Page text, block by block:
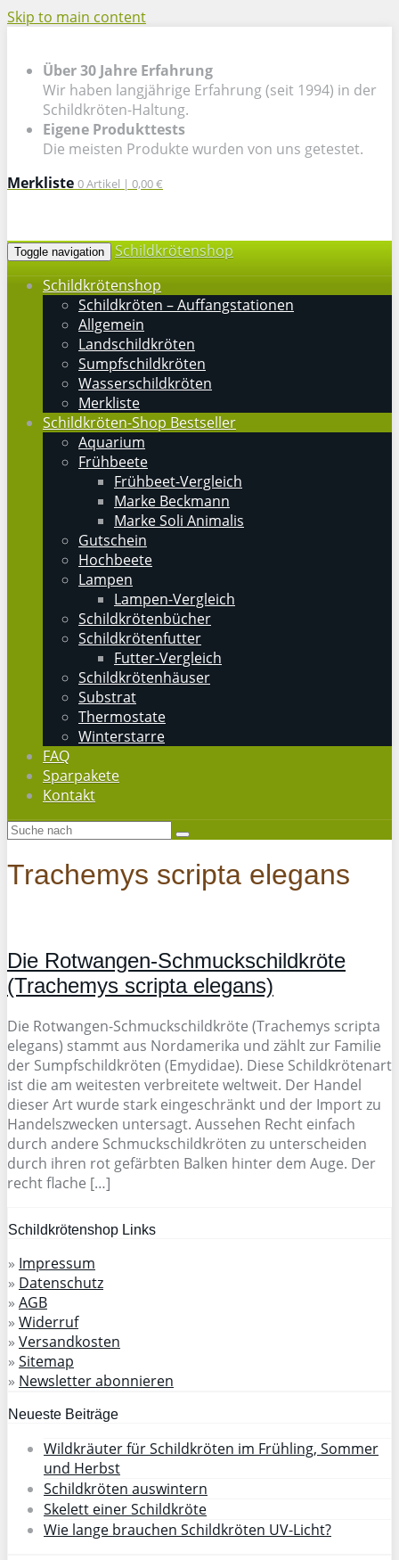
Skip to main content
Über 30 Jahre Erfahrung
Wir haben langjährige Erfahrung (seit 1994) in der
Schildkröten-Haltung.
Eigene Produkttests
Die meisten Produkte wurden von uns getestet.
Merkliste 0Artikel | 0,00 €
Toggle navigation
Schildkrötenshop
Schildkrötenshop
Schildkröten – Auffangstationen
Allgemein
Landschildkröten
Sumpfschildkröten
Wasserschildkröten
Merkliste
Schildkröten-Shop Bestseller
Aquarium
Frühbeete
Frühbeet-Vergleich
Marke Beckmann
Marke Soli Animalis
Gutschein
Hochbeete
Lampen
Lampen-Vergleich
Schildkrötenbücher
Schildkrötenfutter
Futter-Vergleich
Schildkrötenhäuser
Substrat
Thermostate
Winterstarre
FAQ
Sparpakete
Kontakt
Trachemys scripta elegans
Die Rotwangen-Schmuckschildkröte
(Trachemys scripta elegans)
Die Rotwangen-Schmuckschildkröte (Trachemys scripta
elegans) stammt aus Nordamerika und zählt zur Familie
der Sumpfschildkröten (Emydidae). Diese Schildkrötenart
ist die am weitesten verbreitete weltweit. Der Handel
dieser Art wurde stark eingeschränkt und der Import zu
Handelszwecken untersagt. Aussehen Recht einfach
durch andere Schmuckschildkröten zu unterscheiden
durch ihren rot gefärbten Balken hinter dem Auge. Der
recht flache […]
Schildkrötenshop Links
» Impressum
» Datenschutz
» AGB
» Widerruf
» Versandkosten
» Sitemap
» Newsletter abonnieren
Neueste Beiträge
Wildkräuter für Schildkröten im Frühling, Sommer
und Herbst
Schildkröten auswintern
Skelett einer Schildkröte
Wie lange brauchen Schildkröten UV-Licht?